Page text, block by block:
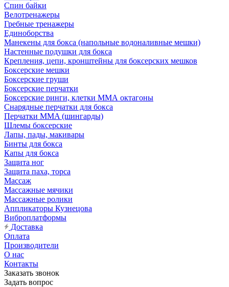
Спин байки
Велотренажеры
Гребные тренажеры
Единоборства
Манекены для бокса (напольные водоналивные мешки)
Настенные подушки для бокса
Крепления, цепи, кронштейны для боксерских мешков
Боксерские мешки
Боксерские груши
Боксерские перчатки
Боксерские ринги, клетки ММА октагоны
Снарядные перчатки для бокса
Перчатки MMA (шингарды)
Шлемы боксерские
Лапы, пады, макивары
Бинты для бокса
Капы для бокса
Защита ног
Защита паха, торса
Массаж
Массажные мячики
Массажные ролики
Аппликаторы Кузнецова
Виброплатформы
Доставка
Оплата
Производители
О нас
Контакты
Заказать звонок
Задать вопрос